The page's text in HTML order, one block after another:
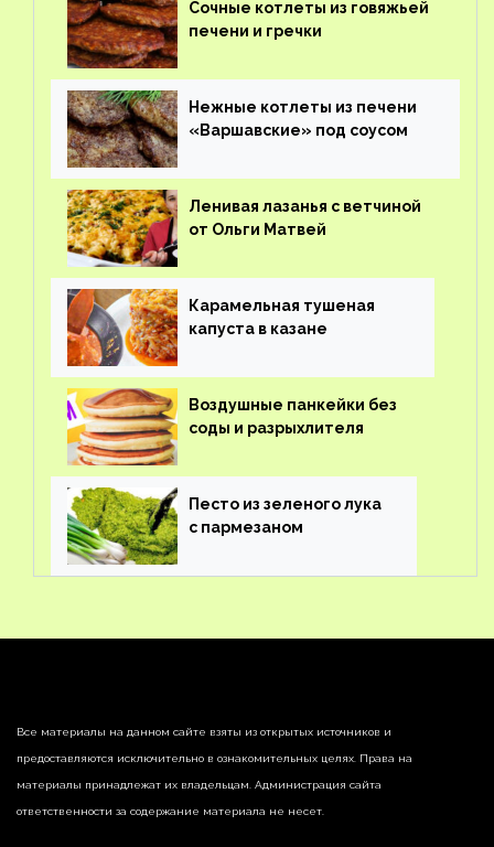
Сочные котлеты из говяжьей
печени и гречки
Нежные котлеты из печени
«Варшавские» под соусом
Ленивая лазанья с ветчиной
от Ольги Матвей
Карамельная тушеная
капуста в казане
Воздушные панкейки без
соды и разрыхлителя
Песто из зеленого лука
с пармезаном
Все материалы на данном сайте взяты из открытых источников и
предоставляются исключительно в ознакомительных целях. Права на
материалы принадлежат их владельцам. Администрация сайта
ответственности за содержание материала не несет.